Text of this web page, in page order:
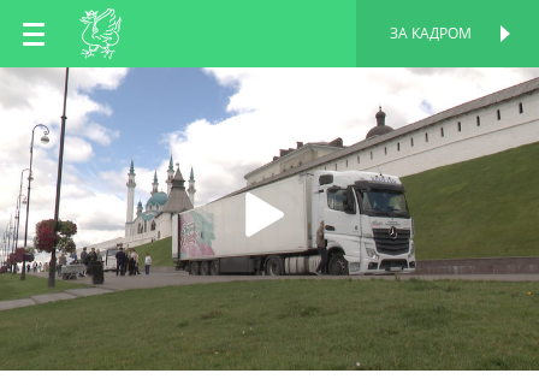
RU
TT
ЗА КАДРОМ
ПЕРСОНАЛЬНАЯ
СТРАНИЦА